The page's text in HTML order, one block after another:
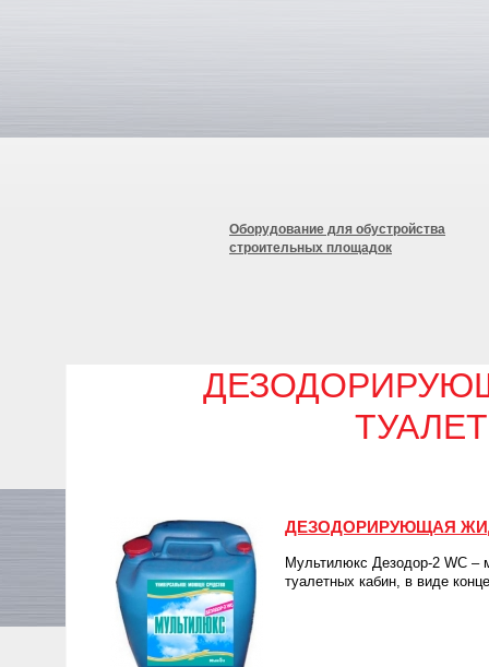
Оборудование для обустройства
строительных площадок
ДЕЗОДОРИРУЮЩАЯ
Мультилюкс Дезодор-2 WC
туалетных кабин, в виде